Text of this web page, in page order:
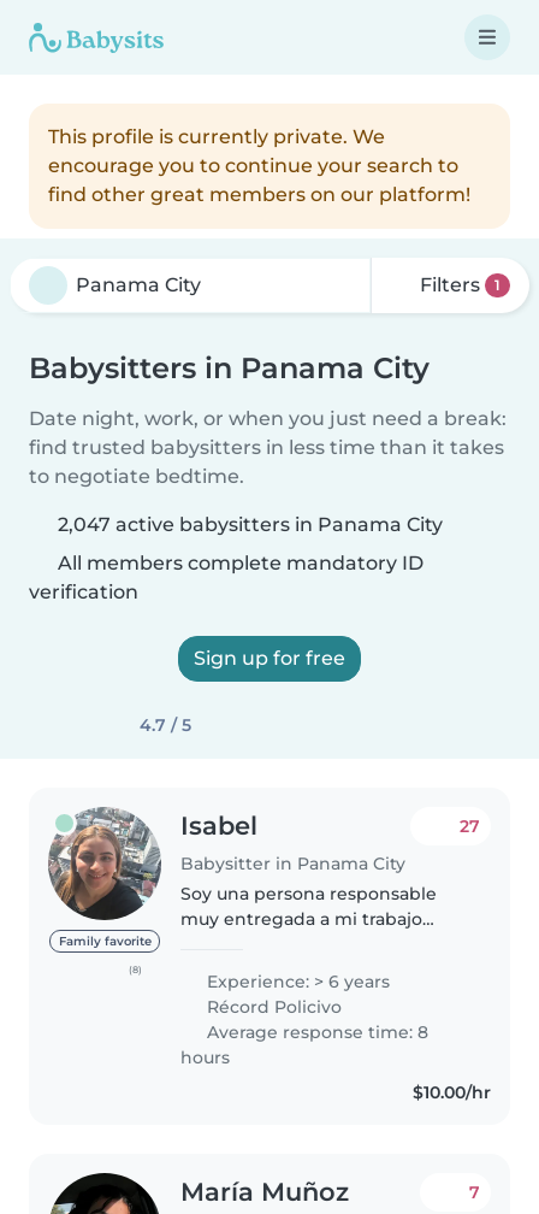
This profile is currently private. We
encourage you to continue your search to
find other great members on our platform!
Filters 1
Babysitters in Panama City
Date night, work, or when you just need a break:
find trusted babysitters in less time than it takes
to negotiate bedtime.
2,047 active babysitters in Panama City
All members complete mandatory ID
verification
Sign up for free
4.7 / 5
Family favorite
(8)
Isabel
Babysitter in Panama City
27
Soy una persona responsable
muy entregada a mi trabajo
mucha seriedad tengo
experiencia de niños hasta los 12
años y personas adultas mayor y
con excelentes..
Experience: > 6 years
Récord Policivo
Average response time: 8
hours
$10.00/hr
María Muñoz 7